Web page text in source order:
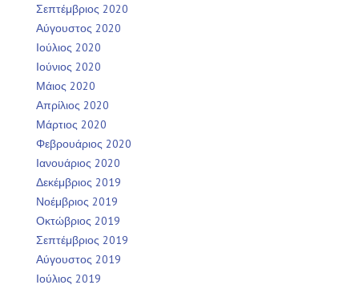
Σεπτέμβριος 2020
Αύγουστος 2020
Ιούλιος 2020
Ιούνιος 2020
Μάιος 2020
Απρίλιος 2020
Μάρτιος 2020
Φεβρουάριος 2020
Ιανουάριος 2020
Δεκέμβριος 2019
Νοέμβριος 2019
Οκτώβριος 2019
Σεπτέμβριος 2019
Αύγουστος 2019
Ιούλιος 2019